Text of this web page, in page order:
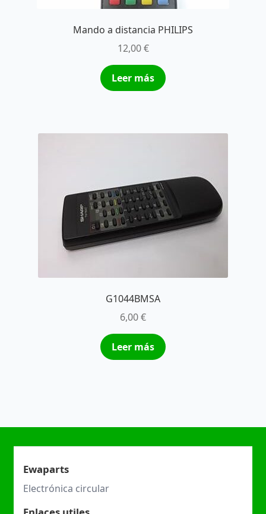
Mando a distancia PHILIPS
12,00€
Leer más
G1044BMSA
6,00€
Leer más
Ewaparts
Electrónica circular